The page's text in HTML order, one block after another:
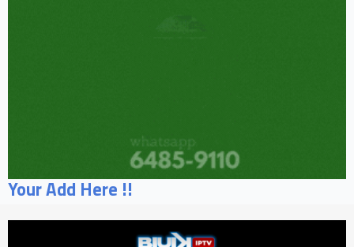
Your Add Here !!